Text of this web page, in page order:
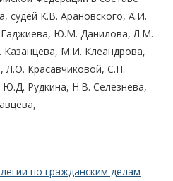
судей К.В. Арановского, А.И.
Гаджиева, Ю.М. Данилова, Л.М.
М.И. Клеандрова,
Л.О. Красавчиковой, С.П.
Рудкина, Н.В. Селезнева,
по гражданским делам